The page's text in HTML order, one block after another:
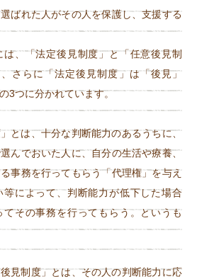
ばれた人がその人を保護し、支援する
、「法定後見制度」と「任意後見制
さらに「法定後見制度」は「後見」
3つに分かれています。
とは、十分な判断能力のあるうちに、
んでおいた人に、自分の生活や療養、
事務を行ってもらう「代理権」を与え
等によって、判断能力が低下した場合
てその事務を行ってもらう。というも
見制度」とは、その人の判断能力に応